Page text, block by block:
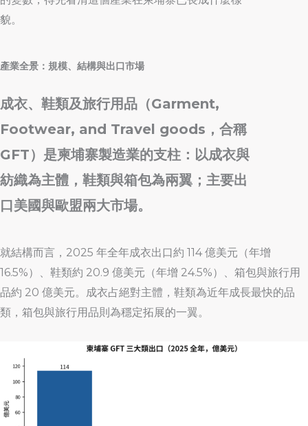
貌。
產業全景：規模、結構與出口市場
成衣、鞋類及旅行用品（Garment,
Footwear, and Travel goods，合稱
GFT）是柬埔寨製造業的支柱：以成衣與
紡織為主體，鞋類與箱包為兩翼；主要出
口美國與歐盟兩大市場。
就結構而言，2025 年全年成衣出口約 114 億美元（年增
16.5%）、鞋類約 20.9 億美元（年增 24.5%）、箱包與旅行用
品約 20 億美元。成衣占絕對主體，鞋類為近年成長最快的品
類，箱包與旅行用品則為穩定拓展的一翼。